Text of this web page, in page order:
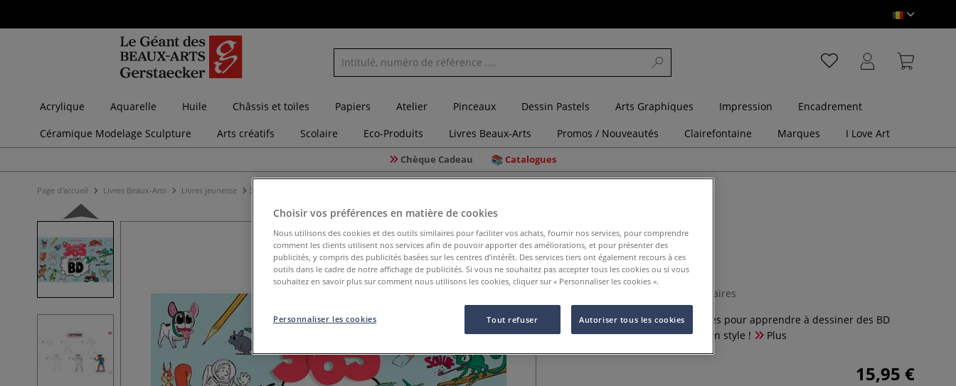
Acrylique Aquarelle Huile Châssis et toiles Papiers Atelier Pinceaux Dessin Pastels Arts Graphiques Impression
Encadrement
Céramique Modelage Sculpture
Arts créatifs Scolaire Eco-Produits Livres Beaux-Arts Promos / Nouveautés Clairefontaine Marques I Love Art
Chèque Cadeau Catalogues
Page d'accueil Livres Beaux-Arts Livres jeunesse 365 dessins BD
365 dessins BD
0 Commentaires
Un livre complet avec 365 modèles pour apprendre à dessiner des BD
étape par étape et développer son style !
Plus
15,95 €
Choisir vos préférences en matière de cookies
Nous utilisons des cookies et des outils similaires pour faciliter vos achats, fournir nos services, pour comprendre
comment les clients utilisent nos services afin de pouvoir apporter des améliorations, et pour présenter des
publicités, y compris des publicités basées sur les centres d’intérêt. Des services tiers ont également recours à ces
outils dans le cadre de notre affichage de publicités. Si vous ne souhaitez pas accepter tous les cookies ou si vous
souhaitez en savoir plus sur comment nous utilisons les cookies, cliquer sur « Personnaliser les cookies ».
Tout refuser Autoriser tous les cookies
Personnaliser les cookies